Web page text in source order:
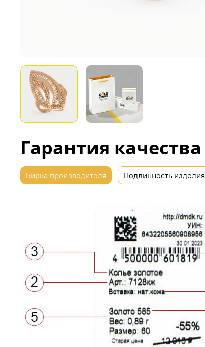
Гарантия качества
Бирка производителя Подлинность изделия